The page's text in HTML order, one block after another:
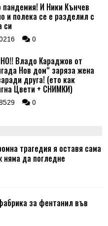
пандемия! И Ники Кънчев
и полека се е разделил с
си
0
Владо Караджов от
Нов дом“ заряза жена
друга! (ето как
Цвети + СНИМКИ)
0
трагедия я оставя сама
няма да погледне
за фентанил във